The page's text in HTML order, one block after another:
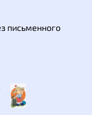
письменного